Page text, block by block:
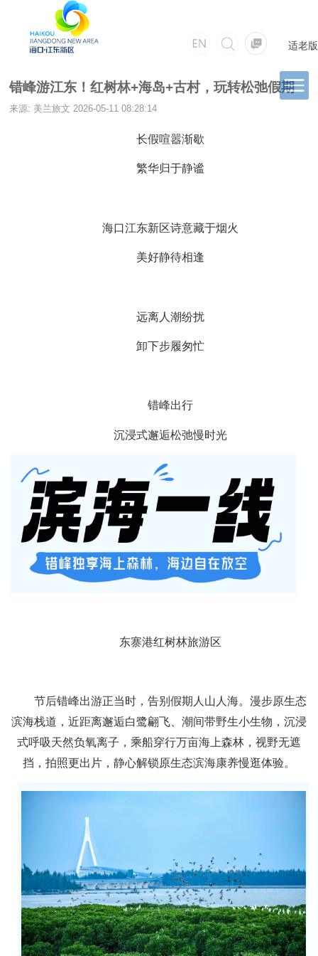
适老版
错峰游江东！红树林+海岛+古村，玩转松弛假期
来源: 美兰旅文 2026-05-11 08:28:14
长假喧嚣渐歇
繁华归于静谧
海口江东新区诗意藏于烟火
美好静待相逢
远离人潮纷扰
卸下步履匆忙
错峰出行
沉浸式邂逅松弛慢时光
东寨港红树林旅游区
节后错峰出游正当时，告别假期人山人海。漫步原生态
滨海栈道，近距离邂逅白鹭翩飞、潮间带野生小生物，沉浸
式呼吸天然负氧离子，乘船穿行万亩海上森林，视野无遮
挡，拍照更出片，静心解锁原生态滨海康养慢逛体验。